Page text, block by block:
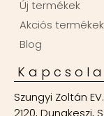
Új termékek
Akciós termékek
Blog
Szungyi Zoltán EV.
2120, Dunakeszi,